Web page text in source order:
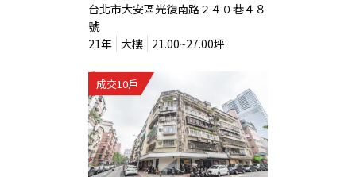
台北市大安區光復南路２４０巷４８
號
21年 大樓 21.00~27.00坪
成交10戶